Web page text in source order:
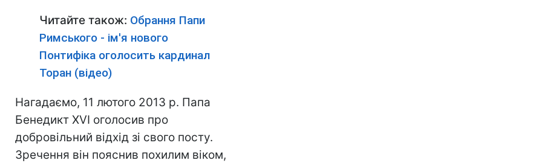
Читайте також: Обрання Папи
Римського - ім'я нового
Понтифіка оголосить кардинал
Торан (відео)
Нагадаємо, 11 лютого 2013 р. Папа
Бенедикт XVI оголосив про
добровільний відхід зі свого посту.
Зречення він пояснив похилим віком,